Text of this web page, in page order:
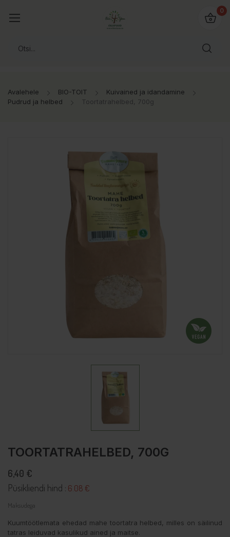
0
Avalehele BIO-TOIT
Kuivained ja idandamine
Pudrud ja helbed
Toortatrahelbed, 700g
TOORTATRAHELBED, 700G
6,40 €
Püsikliendi hind : 6.08 €
Maksudega
Kuumtöötlemata ehedad mahe toortatra helbed, milles on säilinud
tatras leiduvad kasulikud ained ja maitse.